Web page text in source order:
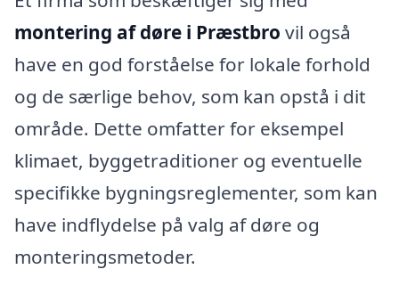
montering af døre i Præstbro vil også
have en god forståelse for lokale forhold
og de særlige behov, som kan opstå i dit
område. Dette omfatter for eksempel
klimaet, byggetraditioner og eventuelle
specifikke bygningsreglementer, som kan
have indflydelse på valg af døre og
monteringsmetoder.